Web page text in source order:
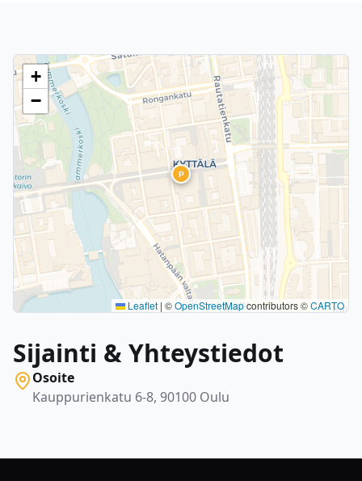
P
+
−
Leaflet | ©OpenStreetMapcontributors ©CARTO
Sijainti & Yhteystiedot
Osoite
Kauppurienkatu 6-8, 90100 Oulu